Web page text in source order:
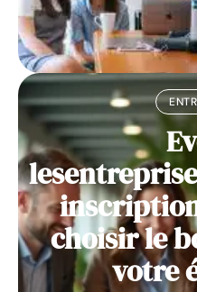
choisir le
votre